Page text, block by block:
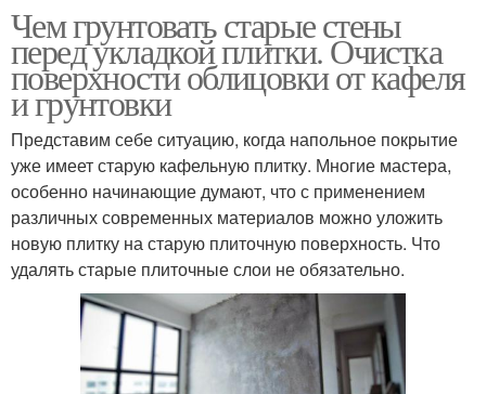
Чем грунтовать старые стены
перед укладкой плитки. Очистка
поверхности облицовки от кафеля
и грунтовки
Представим себе ситуацию, когда напольное покрытие
уже имеет старую кафельную плитку. Многие мастера,
особенно начинающие думают, что с применением
различных современных материалов можно уложить
новую плитку на старую плиточную поверхность. Что
удалять старые плиточные слои не обязательно.